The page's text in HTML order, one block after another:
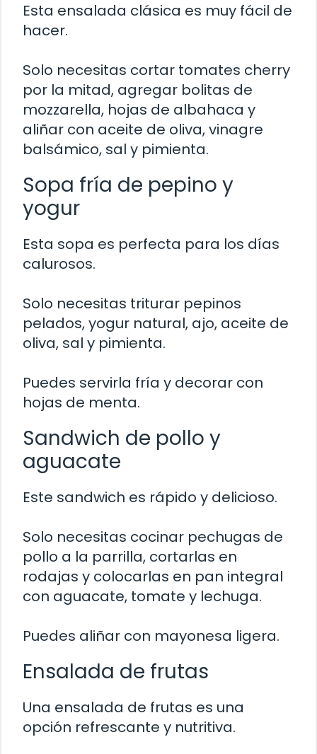
Esta ensalada clásica es muy fácil de
hacer.
Solo necesitas cortar tomates cherry
por la mitad, agregar bolitas de
mozzarella, hojas de albahaca y
aliñar con aceite de oliva, vinagre
balsámico, sal y pimienta.
Sopa fría de pepino y
yogur
Esta sopa es perfecta para los días
calurosos.
Solo necesitas triturar pepinos
pelados, yogur natural, ajo, aceite de
oliva, sal y pimienta.
Puedes servirla fría y decorar con
hojas de menta.
Sandwich de pollo y
aguacate
Este sandwich es rápido y delicioso.
Solo necesitas cocinar pechugas de
pollo a la parrilla, cortarlas en
rodajas y colocarlas en pan integral
con aguacate, tomate y lechuga.
Puedes aliñar con mayonesa ligera.
Ensalada de frutas
Una ensalada de frutas es una
opción refrescante y nutritiva.